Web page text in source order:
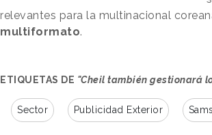
relevantes para la multinacional
multiformato.
ETIQUETAS DE "Cheil también gestionará
Sector Publicidad Exterior